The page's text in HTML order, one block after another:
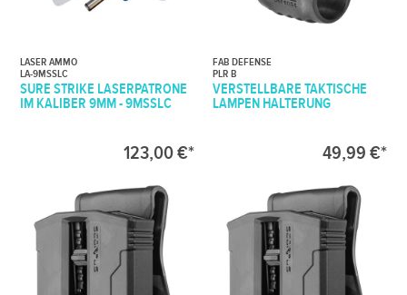
LASER AMMO
LA-9MSSLC
SURE STRIKE LASERPATRONE
IM KALIBER 9MM - 9MSSLC
123,00 €*
FAB DEFENSE
PLR B
VERSTELLBARE TAKTISCHE
LAMPEN HALTERUNG
49,99 €*